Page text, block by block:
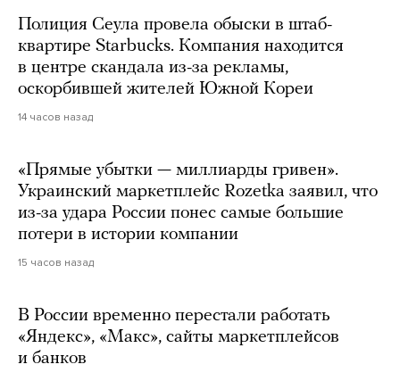
Полиция Сеула провела обыски в штаб-
квартире Starbucks. Компания находится
в центре скандала из-за рекламы,
оскорбившей жителей Южной Кореи
14 часов назад
«Прямые убытки — миллиарды гривен».
Украинский маркетплейс Rozetka заявил, что
из-за удара России понес самые большие
потери в истории компании
15 часов назад
В России временно перестали работать
«Яндекс», «Макс», сайты маркетплейсов
и банков